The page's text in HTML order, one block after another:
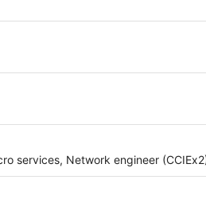
services, Network engineer